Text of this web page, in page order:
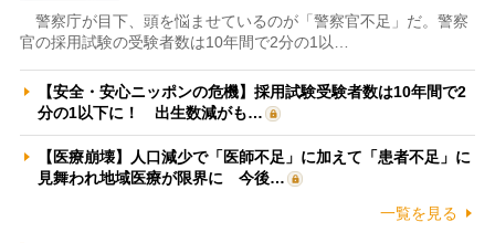
警察庁が目下、頭を悩ませているのが「警察官不足」だ。警察
官の採用試験の受験者数は10年間で2分の1以…
【安全・安心ニッポンの危機】採用試験受験者数は10年間で2
分の1以下に！ 出生数減がも…
【医療崩壊】人口減少で「医師不足」に加えて「患者不足」に
見舞われ地域医療が限界に 今後…
一覧を見る